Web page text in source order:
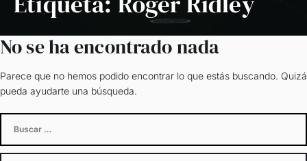
No se ha encontrado nada
Parece que no hemos podido encontrar lo que estás buscando. Quizá
pueda ayudarte una búsqueda.